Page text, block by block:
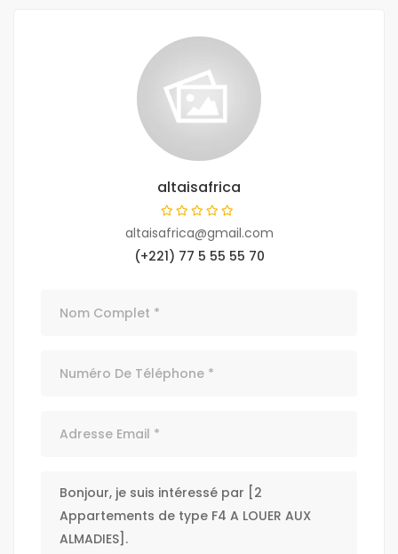
altaisafrica
altaisafrica@gmail.com
(+221) 77 5 55 55 70